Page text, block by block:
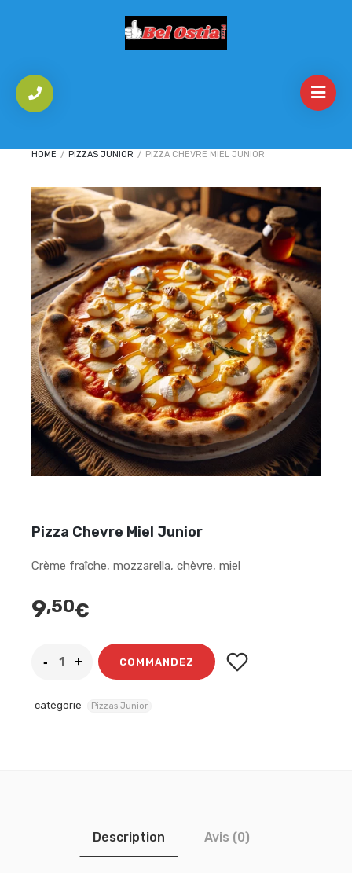
HOME / PIZZAS JUNIOR / PIZZA CHEVRE MIEL JUNIOR
Pizza Chevre Miel Junior
Crème fraîche, mozzarella, chèvre, miel
9,50€
COMMANDEZ
catégorie Pizzas Junior
Description Avis (0)